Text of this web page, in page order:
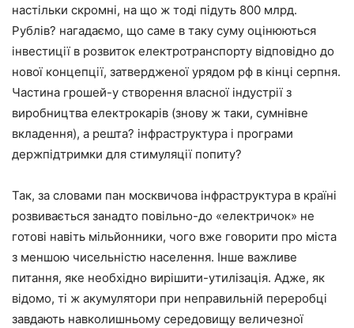
настільки скромні, на що ж тоді підуть 800 млрд.
Рублів? нагадаємо, що саме в таку суму оцінюються
інвестиції в розвиток електротранспорту відповідно до
нової концепції, затвердженої урядом рф в кінці серпня.
Частина грошей-у створення власної індустрії з
виробництва електрокарів (знову ж таки, сумнівне
вкладення), а решта? інфраструктура і програми
держпідтримки для стимуляції попиту?
Так, за словами пан москвичова інфраструктура в країні
розвивається занадто повільно-до «електричок» не
готові навіть мільйонники, чого вже говорити про міста
з меншою чисельністю населення. Інше важливе
питання, яке необхідно вирішити-утилізація. Адже, як
відомо, ті ж акумулятори при неправильній переробці
завдають навколишньому середовищу величезної